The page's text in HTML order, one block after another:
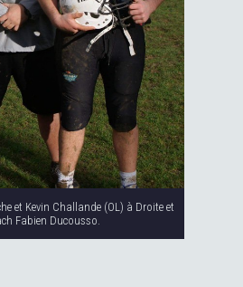
et Kevin Challande (OL) à Droite et
Fabien Ducousso.